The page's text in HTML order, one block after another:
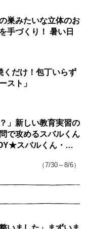
巣みたいな立体のお
手づくり！ 暑い日
くだけ！包丁いらず
スト」
」新しい教育実習の
で攻めるスバルくん
スバルくん・
（7/30～8/6）